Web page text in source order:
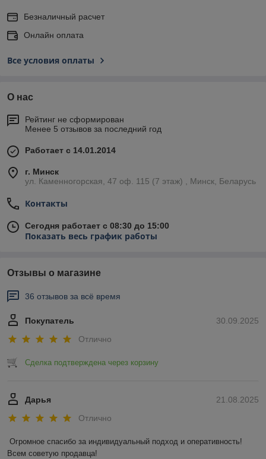
Безналичный расчет
Онлайн оплата
Все условия оплаты
О нас
Рейтинг не сформирован
Менее 5 отзывов за последний год
Работает с 14.01.2014
г. Минск
ул. Каменногорская, 47 оф. 115 (7 этаж) , Минск, Беларусь
Контакты
Сегодня работает с 08:30 до 15:00
Показать весь график работы
Отзывы о магазине
36 отзывов за всё время
30.09.2025
Покупатель
Отлично
Сделка подтверждена через корзину
21.08.2025
Дарья
Отлично
Огромное спасибо за индивидуальный подход и оперативность!
Всем советую продавца!